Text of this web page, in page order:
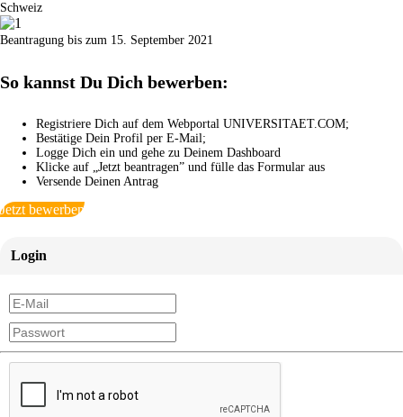
Schweiz
Beantragung bis zum 15. September 2021
So kannst Du Dich bewerben:
Registriere Dich auf dem Webportal UNIVERSITAET.COM;
Bestätige Dein Profil per E-Mail;
Logge Dich ein und gehe zu Deinem Dashboard
Klicke auf „Jetzt beantragen” und fülle das Formular aus
Versende Deinen Antrag
Jetzt bewerben
Login